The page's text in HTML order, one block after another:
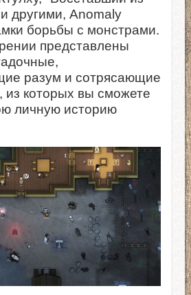
другими, Anomaly
борьбы с монстрами.
представлены
разум и сотрясающие
из которых вы сможете
личную историю